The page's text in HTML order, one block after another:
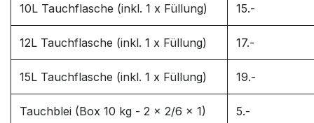
10L Tauchflasche (inkl. 1 x Füllung) 15.-
12L Tauchflasche (inkl. 1 x Füllung) 17.-
15L Tauchflasche (inkl. 1 x Füllung) 19.-
Tauchblei (Box 10 kg - 2 x 2/6 x 1) 5.-